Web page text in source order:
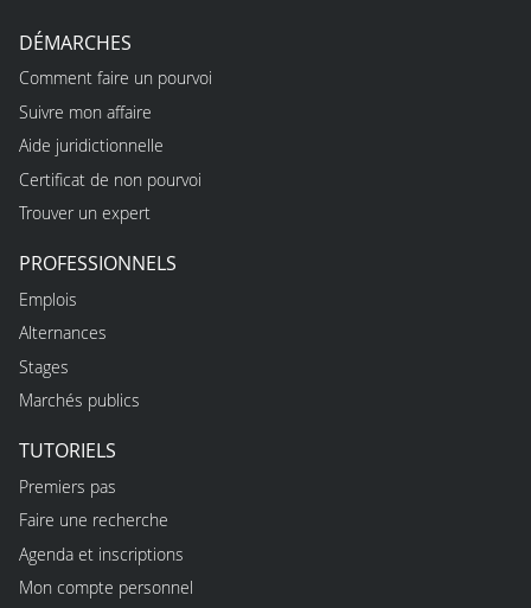
DÉMARCHES
Comment faire un pourvoi
Suivre mon affaire
Aide juridictionnelle
Certificat de non pourvoi
Trouver un expert
PROFESSIONNELS
Emplois
Alternances
Stages
Marchés publics
TUTORIELS
Premiers pas
Faire une recherche
Agenda et inscriptions
Mon compte personnel